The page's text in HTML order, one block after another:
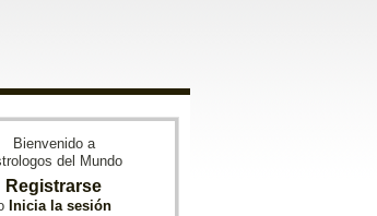
Bienvenido a
del Mundo
Registrarse
Inicia la sesión